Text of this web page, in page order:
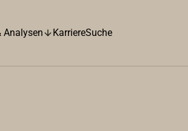
Analysen KarriereSuche